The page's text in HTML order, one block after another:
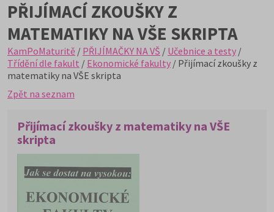
PŘIJÍMACÍ ZKOUŠKY Z
MATEMATIKY NA VŠE SKRIPTA
KamPoMaturitě / PŘIJÍMAČKY NA VŠ / Učebnice a testy /
Třídění dle fakult / Ekonomické fakulty / Přijímací zkoušky z
matematiky na VŠE skripta
Zpět na seznam
Přijímací zkoušky z matematiky na VŠE
skripta